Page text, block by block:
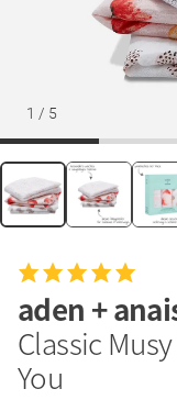
1 / 5
aden +
Classic
You